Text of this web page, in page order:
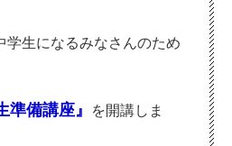
学生になるみなさんのため
準備講座』
を開講しま